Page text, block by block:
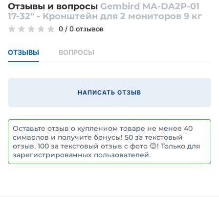
Отзывы и вопросы Gembird MA-DA2P-01
17-32" - Кронштейн для 2 мониторов 9 кг
0 / 0 отзывов
ОТЗЫВЫ ВОПРОСЫ
НАПИСАТЬ ОТЗЫВ
Оставьте отзыв о купленном товаре не менее 40
символов и получите бонусы! 50 за текстовый
отзыв, 100 за текстовый отзыв с фото 😊! Только для
зарегистрированных пользователей.